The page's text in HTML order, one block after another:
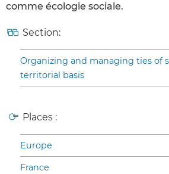
comme écologie sociale.
Section:
Organizing and managing ties of
territorial basis
Places :
Europe
France